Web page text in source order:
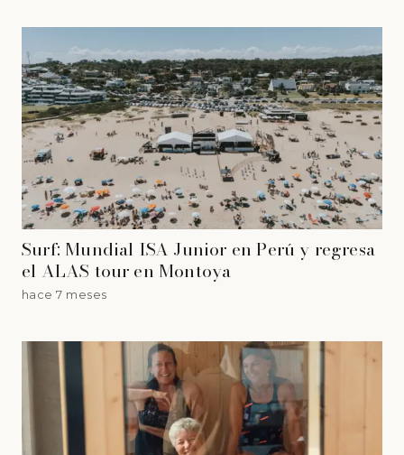
Surf: Mundial ISA Junior en Perú y regresa
el ALAS tour en Montoya
hace 7 meses